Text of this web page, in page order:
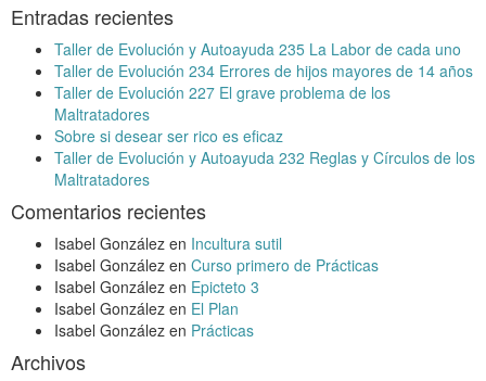
Entradas recientes
Taller de Evolución y Autoayuda 235 La Labor de cada uno
Taller de Evolución 234 Errores de hijos mayores de 14 años
Taller de Evolución 227 El grave problema de los
Maltratadores
Sobre si desear ser rico es eficaz
Taller de Evolución y Autoayuda 232 Reglas y Círculos de los
Maltratadores
Comentarios recientes
Isabel González en Incultura sutil
Isabel González en Curso primero de Prácticas
Isabel González en Epicteto 3
Isabel González en El Plan
Isabel González en Prácticas
Archivos